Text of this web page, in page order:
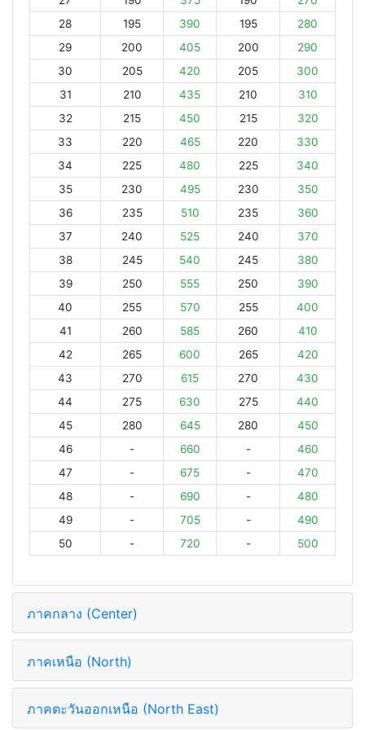
28
195 390 195
280
29
200 405 200
290
30
205 420 205
300
31
210 435 210
310
32
215 450 215
320
33
220 465 220
330
34
225 480 225
340
35
230 495 230
350
36
235 510 235
360
37
240 525 240
370
38
245 540 245
380
39
250 555 250
390
40
255 570 255
400
41
260 585 260
410
42
265 600 265
420
43
270 615 270
430
44
275 630 275
440
45
280 645 280
450
46
- 660 -
460
47
- 675 -
470
48
- 690 -
480
49
- 705 -
490
50
- 720 - 500
ภาคกลาง (Center)
ภาคเหนือ (North)
ภาคตะวันออกเหนือ (North East)